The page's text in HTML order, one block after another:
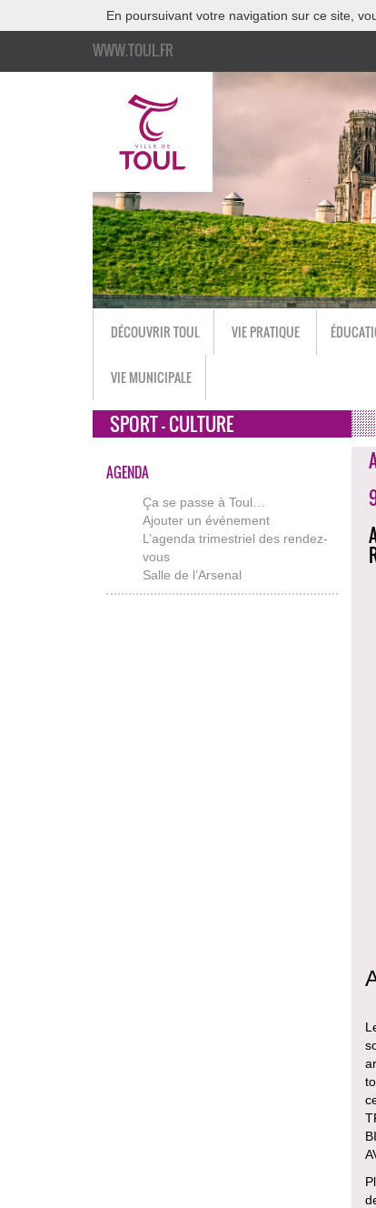
En poursuivant votre navigation sur ce site,
WWW.TOUL.FR
DÉCOUVRIR TOUL VIE PRATIQUE
VIE MUNICIPALE
SPORT - CULTURE
AGENDA
Ça se passe à Toul…
Ajouter un événement
L’agenda trimestriel des rendez-
vous
Salle de l’Arsenal